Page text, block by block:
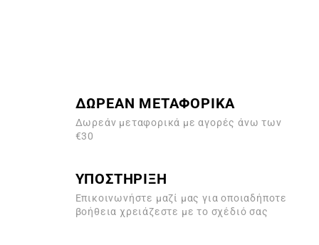
ΔΩΡΕΑΝ ΜΕΤΑΦΟΡΙΚΑ
Δωρεάν μεταφορικά με αγορές άνω των
€30
ΥΠΟΣΤΗΡΙΞΗ
Επικοινωνήστε μαζί μας για οποιαδήποτε
βοήθεια χρειάζεστε με το σχέδιό σας